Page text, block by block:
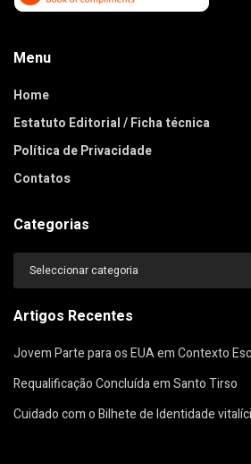
Menu
Home
Estatuto Editorial / Ficha técnica
Política de Privacidade
Contatos
Categorias
Categorias
Artigos Recentes
Jovem Parte para os EUA em Contexto
Requalificação Concluída em Santo Tirso
Cuidado com o Bilhete de Identidade